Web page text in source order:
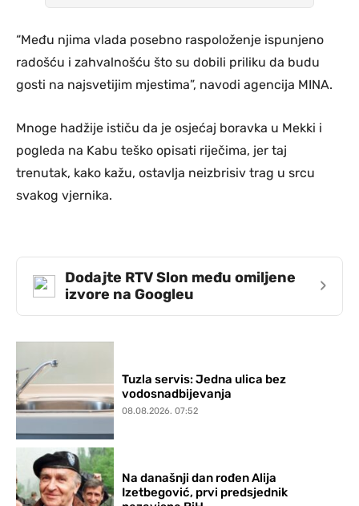
“Među njima vlada posebno raspoloženje ispunjeno
radošću i zahvalnošću što su dobili priliku da budu
gosti na najsvetijim mjestima”, navodi agencija MINA.
Mnoge hadžije ističu da je osjećaj boravka u Mekki i
pogleda na Kabu teško opisati riječima, jer taj
trenutak, kako kažu, ostavlja neizbrisiv trag u srcu
svakog vjernika.
Dodajte RTV Slon među omiljene
izvore na Googleu
›
Tuzla servis: Jedna ulica bez
vodosnadbijevanja
08.08.2026. 07:52
Na današnji dan rođen Alija
Izetbegović, prvi predsjednik